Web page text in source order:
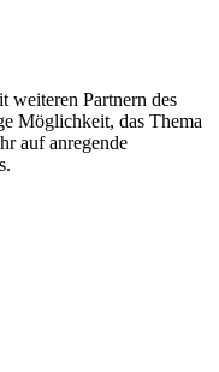
weiteren Partnern des
Möglichkeit, das Thema
auf anregende